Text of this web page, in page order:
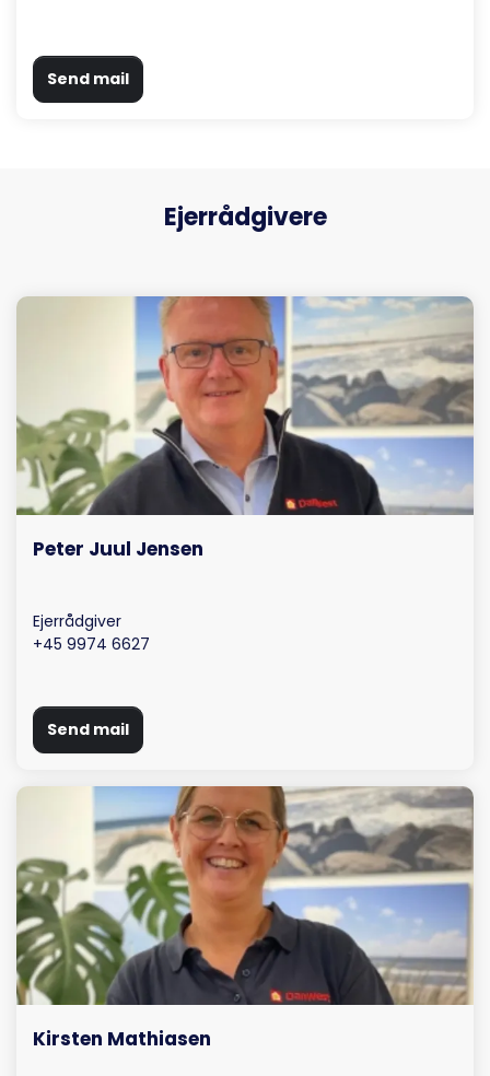
Send mail
Ejerrådgivere
Peter Juul Jensen
Ejerrådgiver
+45 9974 6627
Send mail
Kirsten Mathiasen